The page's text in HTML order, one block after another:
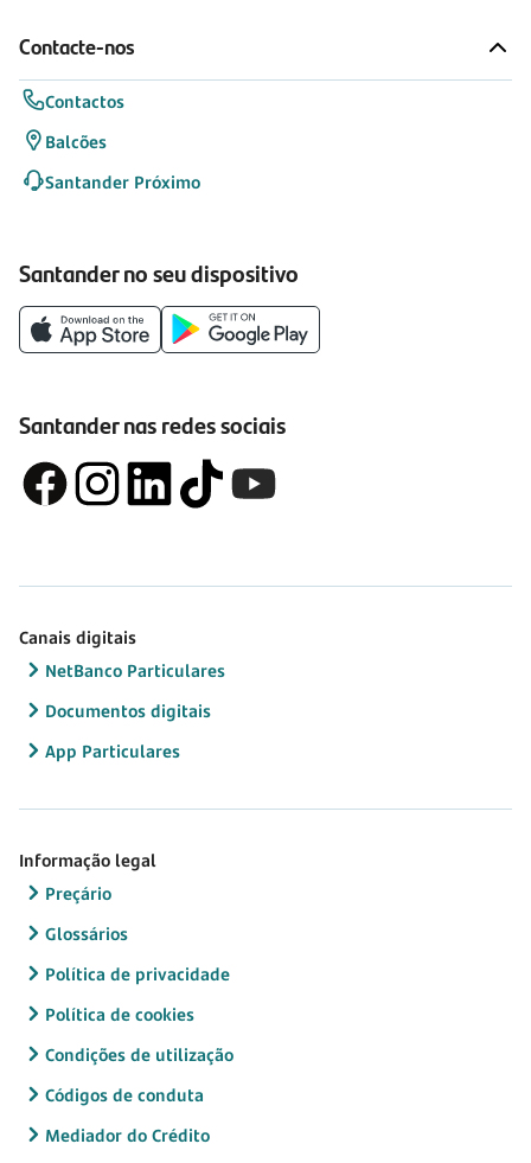
Contacte-nos
Contactos
Balcões
Santander Próximo
Santander no seu dispositivo
Santander nas redes sociais
Canais digitais
NetBanco Particulares
Documentos digitais
App Particulares
Informação legal
Preçário
Glossários
Política de privacidade
Política de cookies
Condições de utilização
Códigos de conduta
Mediador do Crédito